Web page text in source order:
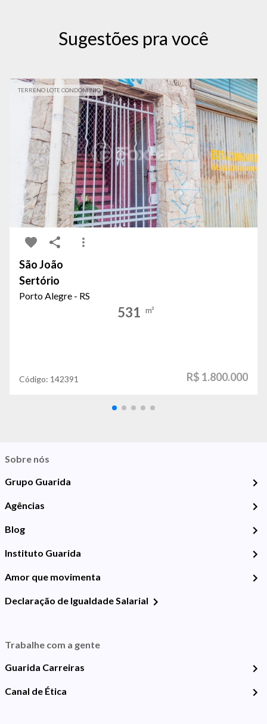
Sugestões pra você
TERRENO LOTE CONDOMINIO
São João
Sertório
Porto Alegre - RS
531 m²
Código: 142391 R$ 1.800.000
Sobre nós
Grupo Guarida
Agências
Blog
Instituto Guarida
Amor que movimenta
Declaração de Igualdade Salarial
Trabalhe com a gente
Guarida Carreiras
Canal de Ética